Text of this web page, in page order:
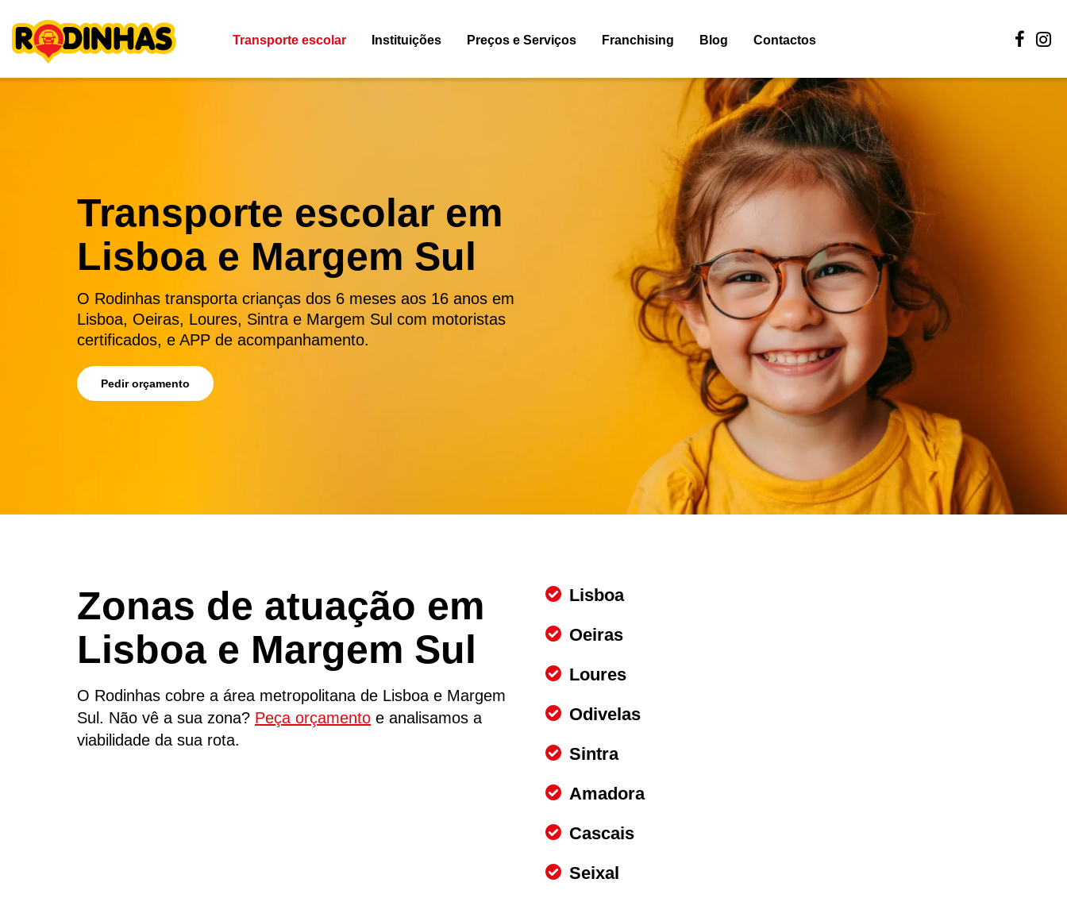
content
Transporte escolar Instituições Preços e Serviços Franchising Blog Contactos
Transporte escolar em
Lisboa e Margem Sul
O Rodinhas transporta crianças dos 6 meses aos 16 anos em
Lisboa, Oeiras, Loures, Sintra e Margem Sul com motoristas
certificados, e APP de acompanhamento.
Pedir orçamento
Zonas de atuação em
Lisboa e Margem Sul
O Rodinhas cobre a área metropolitana de Lisboa e Margem
Sul. Não vê a sua zona? Peça orçamento e analisamos a
viabilidade da sua rota.
Lisboa
Oeiras
Loures
Odivelas
Sintra
Amadora
Cascais
Seixal